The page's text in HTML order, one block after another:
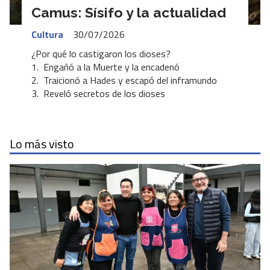
Camus: Sísifo y la actualidad
Cultura
30/07/2026
¿Por qué lo castigaron los dioses?
1. Engañó a la Muerte y la encadenó
2. Traicionó a Hades y escapó del inframundo
3. Reveló secretos de los dioses
Lo más visto